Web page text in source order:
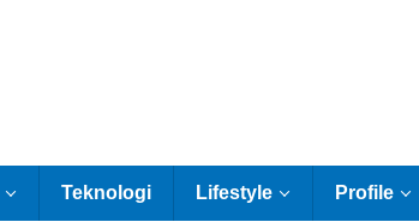
Teknologi Lifestyle Profile